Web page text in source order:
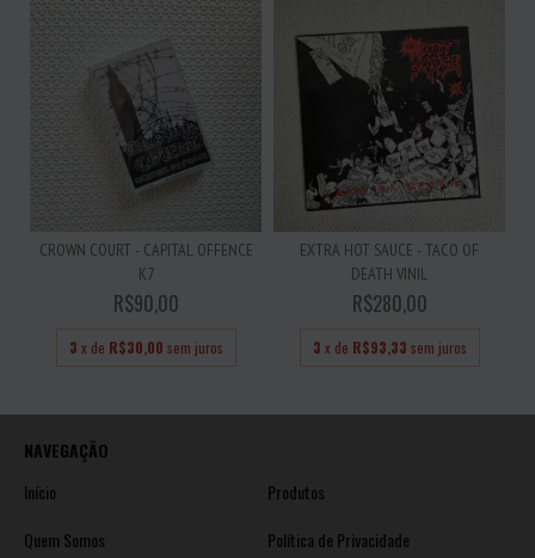
CROWN COURT - CAPITAL OFFENCE
K7
R$90,00
3 x de R$30,00 sem juros
EXTRA HOT SAUCE - TACO OF
DEATH VINIL
R$280,00
3 x de R$93,33 sem juros
NAVEGAÇÃO
Início
Produtos
Quem Somos
Política de Privacidade